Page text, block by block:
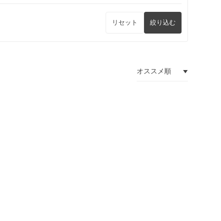
リセット 絞り込む